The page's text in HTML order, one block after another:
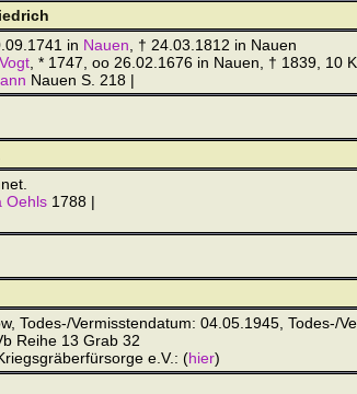
in Nauen , † 24.03.1812 in Nauen
, * 1747, oo 26.02.1676 in Nauen, † 1839, 10
Nauen S. 218 |
Oehls 1788 |
Todes-/Vermisstendatum: 04.05.1945, Todes-/
Reihe 13 Grab 32
e.V.: (hier)